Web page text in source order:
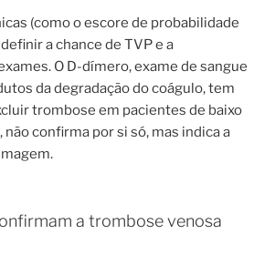
(como o escore de probabilidade
a chance de TVP e a
O D-dímero, exame de sangue
da degradação do coágulo, tem
trombose em pacientes de baixo
não confirma por si só, mas indica a
a trombose venosa